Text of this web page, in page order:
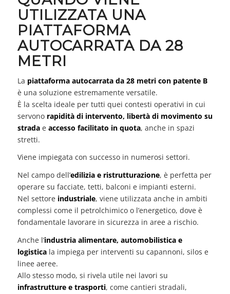
UTILIZZATA UNA
PIATTAFORMA
AUTOCARRATA DA 28
METRI
La piattaforma autocarrata da 28 metri con patente B
è una soluzione estremamente versatile.
È la scelta ideale per tutti quei contesti operativi in cui
servono rapidità di intervento, libertà di movimento su
stradae accesso facilitato in quota, anche in spazi
stretti.
Viene impiegata con successo in numerosi settori.
Nel campo dell’edilizia e ristrutturazione, è perfetta per
operare su facciate, tetti, balconi e impianti esterni.
Nel settore industriale, viene utilizzata anche in ambiti
complessi come il petrolchimico o l’energetico, dove è
fondamentale lavorare in sicurezza in aree a rischio.
Anche l’industria alimentare, automobilistica e
logisticala impiega per interventi su capannoni, silos e
linee aeree.
Allo stesso modo, si rivela utile nei lavori su
infrastrutture e trasporti, come cantieri stradali,